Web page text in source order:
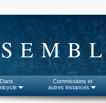
Dans
Commissions et
autres instances